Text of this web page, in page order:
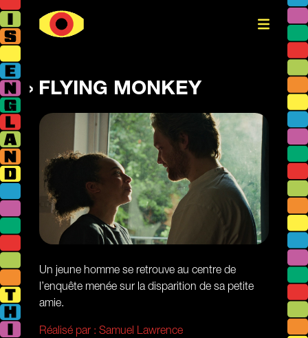
FLYING MONKEY
Un jeune homme se retrouve au centre de
l’enquête menée sur la disparition de sa petite
amie.
Réalisé par : Samuel Lawrence